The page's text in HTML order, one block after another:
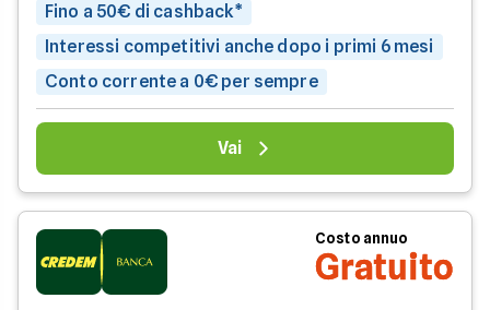
Fino a 50€ di cashback*
Interessi competitivi anche dopo i primi 6 mesi
Conto corrente a 0€ per sempre
Vai
Costo annuo
Gratuito